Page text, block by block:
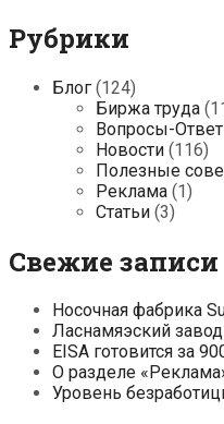
Рубрики
Блог (124)
Биржа труда
Вопросы-
Новости (116)
Полезные
Реклама (1)
Статьи (3)
Свежие записи
Носочная фабрика
Ласнамяэский
EISA готовится за
О разделе
Уровень